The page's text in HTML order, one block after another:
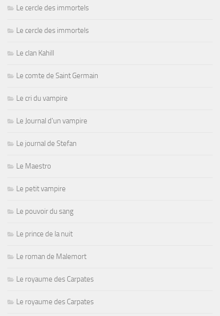
Le cercle des immortels
Le cercle des immortels
Le clan Kahill
Le comte de Saint Germain
Le cri du vampire
Le Journal d'un vampire
Le journal de Stefan
Le Maestro
Le petit vampire
Le pouvoir du sang
Le prince de la nuit
Le roman de Malemort
Le royaume des Carpates
Le royaume des Carpates